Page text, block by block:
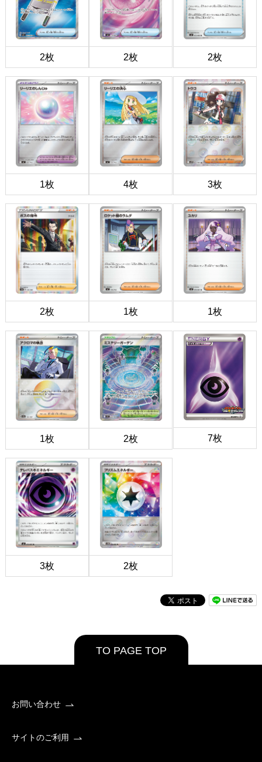
2枚 2枚 2枚
1枚 4枚 3枚
2枚 1枚 1枚
1枚 2枚 7枚
3枚 2枚
TO PAGE TOP
お問い合わせ
サイトのご利用